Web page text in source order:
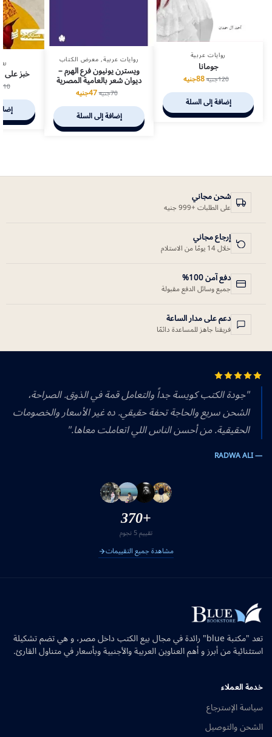
روايات عربية
جومانا
120جنيه88جنيه
إضافة إلى السلة
روايات عربية,معرض الكتاب
ويسترن يونيون فرع الهرم –
ديوان شعر بالعامية المصرية
70جنيه47جنيه
إضافة إلى السلة
خبز على
شحن مجاني
على الطلبات +999 جنيه
إرجاع مجاني
خلال 14 يومًا من الاستلام
دفع آمن 100%
جميع وسائل الدفع مقبولة
دعم على مدار الساعة
فريقنا جاهز للمساعدة دائمًا
"جودة الكتب كويسة جداً والتعامل قمة في الذوق. الصراحة،
الشحن سريع والحاجة تحفة حقيقي. ده غير الأسعار والخصومات
الحقيقية. من أحسن الناس اللي اتعاملت معاها."
— RADWA ALI
+370
تقييم 5 نجوم
مشاهدة جميع التقييمات
تعد "مكتبة blue" رائدة في مجال بيع الكتب داخل مصر، و هي تضم تشكيلة
استثنائية من أبرز و أهم العناوين العربية والأجنبية وبأسعار في متناول القارئ.
خدمة العملاء
سياسة الإسترجاع
الشحن والتوصيل